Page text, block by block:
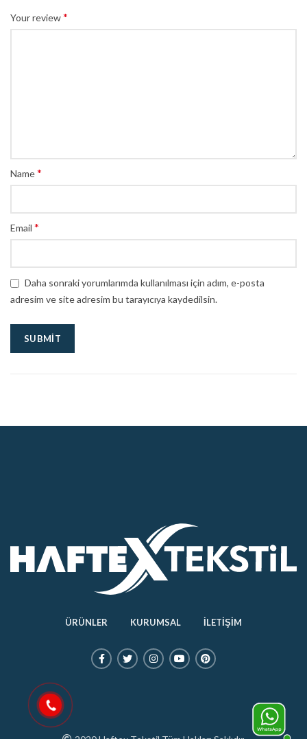
Your review*
Name*
Email *
Daha sonraki yorumlarımda kullanılması için adım, e-posta
adresim ve site adresim bu tarayıcıya kaydedilsin.
ÜRÜNLER KURUMSAL İLETİŞİM